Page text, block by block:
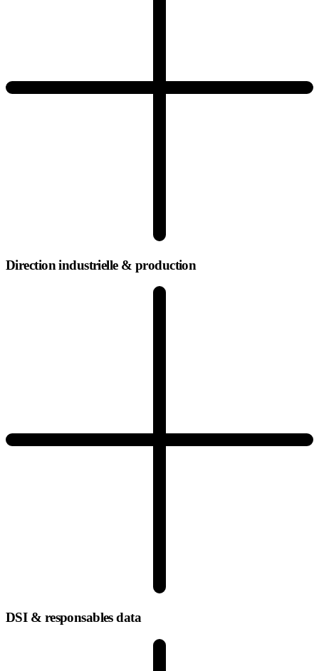
Direction industrielle & production
DSI & responsables data